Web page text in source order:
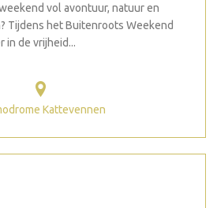
vol avontuur, natuur en
Tijdens het Buitenroots Weekend
in de vrijheid...
Kattevennen